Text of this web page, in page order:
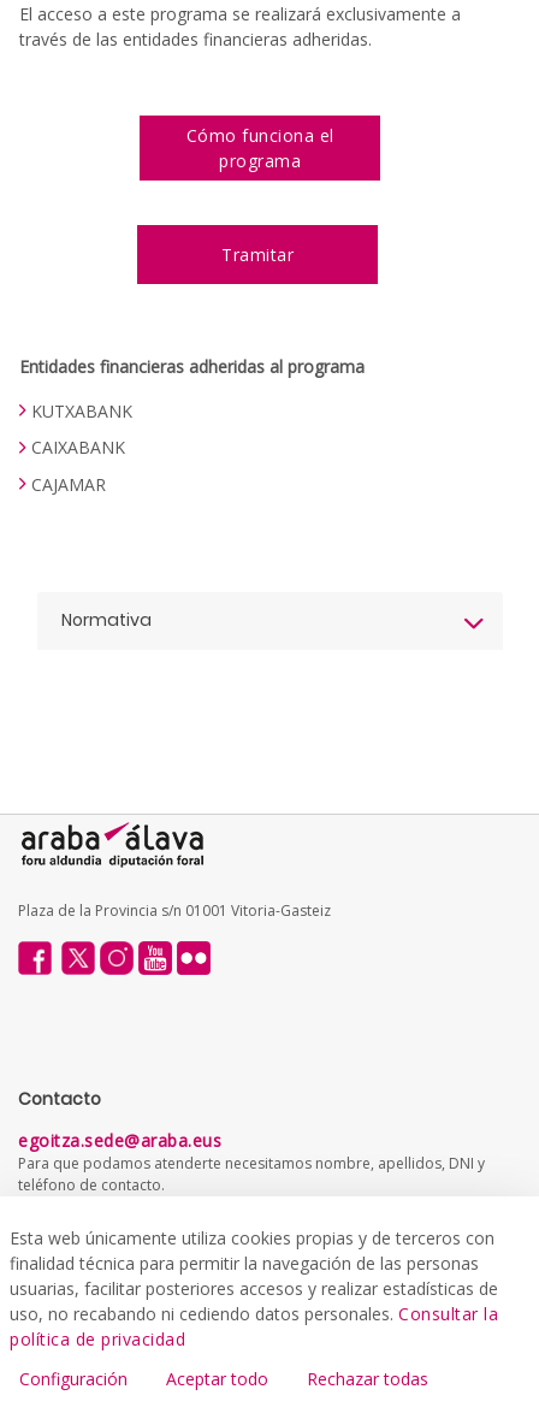
El acceso a este programa se realizará exclusivamente a
través de las entidades financieras adheridas.
Cómo funciona el
programa
Tramitar
Entidades financieras adheridas al programa
KUTXABANK
CAIXABANK
CAJAMAR
Normativa
Plaza de la Provincia s/n 01001 Vitoria-Gasteiz
Contacto
egoitza.sede@araba.eus
Para que podamos atenderte necesitamos nombre, apellidos, DNI y
teléfono de contacto.
De lunes a viernes de 8:15 a 14:30 horas, excepto festivos.
Atención ciudadana
Aquí encontrarás información sobre las oficinas de atención al público y
registros, oficinas comarcales y otros servicios de interés.
Ir a atención ciudadana
Esta web únicamente utiliza cookies propias y de terceros con
finalidad técnica para permitir la navegación de las personas
usuarias, facilitar posteriores accesos y realizar estadísticas de
uso, no recabando ni cediendo datos personales. Consultar la
política de privacidad
Configuración
Aceptar todo Rechazar todas